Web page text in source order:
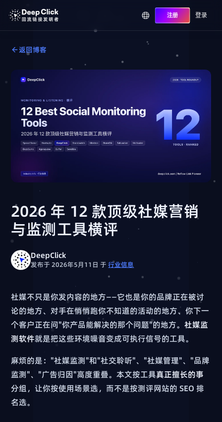
注册 登录
返回博客
2026 年 12 款顶级社媒营销
与监测工具横评
DeepClick
发布于 2026年5月11日于行业信息
社媒不只是你发内容的地方——它也是你的品牌正在被讨
论的地方、对手在悄悄跑你不知道的活动的地方、你下一
个客户正在问"你产品能解决的那个问题"的地方。社媒监
测软件就是把这些环境噪音变成可执行信号的工具。
麻烦的是："社媒监测"和"社交聆听"、"社媒管理"、"品牌
监测"、"广告归因"高度重叠。本文按工具真正擅长的事
分组，让你按使用场景选，而不是按测评网站的 SEO 排
名选。